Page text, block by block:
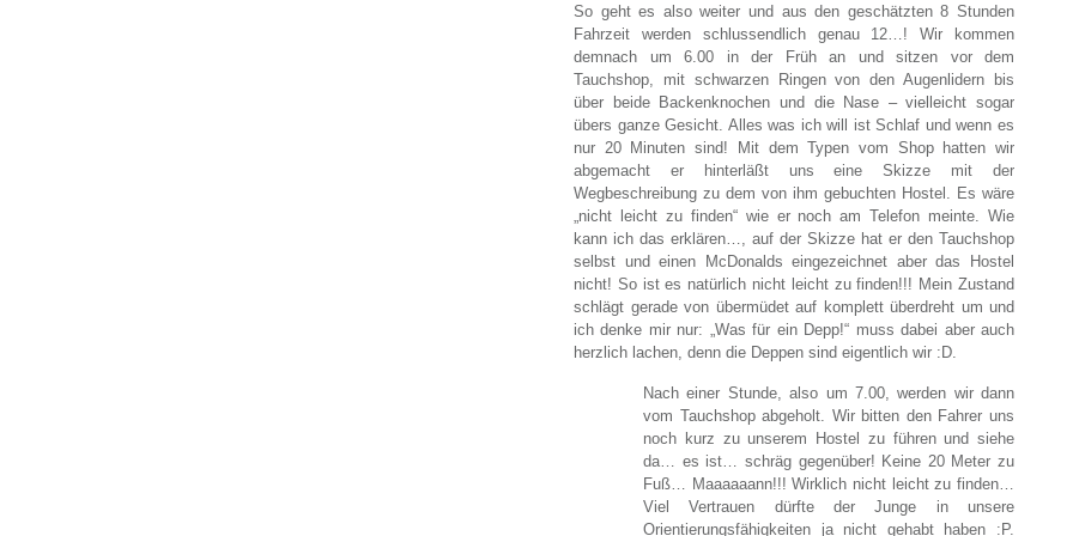
So geht es also weiter und aus den geschätzten 8 Stunden
Fahrzeit werden schlussendlich genau 12…! Wir kommen
demnach um 6.00 in der Früh an und sitzen vor dem
Tauchshop, mit schwarzen Ringen von den Augenlidern bis
über beide Backenknochen und die Nase – vielleicht sogar
übers ganze Gesicht. Alles was ich will ist Schlaf und wenn es
nur 20 Minuten sind! Mit dem Typen vom Shop hatten wir
abgemacht er hinterläßt uns eine Skizze mit der
Wegbeschreibung zu dem von ihm gebuchten Hostel. Es wäre
„nicht leicht zu finden“ wie er noch am Telefon meinte. Wie
kann ich das erklären…, auf der Skizze hat er den Tauchshop
selbst und einen McDonalds eingezeichnet aber das Hostel
nicht! So ist es natürlich nicht leicht zu finden!!! Mein Zustand
schlägt gerade von übermüdet auf komplett überdreht um und
ich denke mir nur: „Was für ein Depp!“ muss dabei aber auch
herzlich lachen, denn die Deppen sind eigentlich wir :D.
Nach einer Stunde, also um 7.00, werden wir dann
vom Tauchshop abgeholt. Wir bitten den Fahrer uns
noch kurz zu unserem Hostel zu führen und siehe
da… es ist… schräg gegenüber! Keine 20 Meter zu
Fuß… Maaaaaann!!! Wirklich nicht leicht zu finden…
Viel Vertrauen dürfte der Junge in unsere
Orientierungsfähigkeiten ja nicht gehabt haben :P.